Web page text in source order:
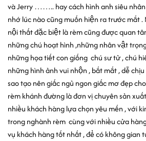
và Jerry …….. hay cách hình anh siêu
nhớ lúc nào cũng muốn hiện ra trước mắt
nội thất đặc biệt là rèm cũng được quan
những chú hoạt hình ,những nhân vật
những họa tiết con giống chú sư tử , chú
những hình ảnh vui nhộn , bắt mắt , dễ
sao tạo nên giấc ngủ ngon giấc mơ đẹp
rèm khánh đường là đơn vị chuyên sản xuất
nhiều khách hàng lựa chọn yêu mến , với
trong nghành rèm cùng với nhiều cửa
vụ khách hàng tốt nhất , để có không gian